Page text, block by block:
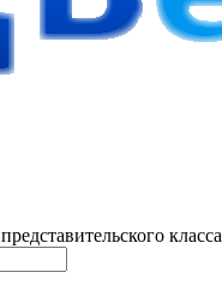
класса